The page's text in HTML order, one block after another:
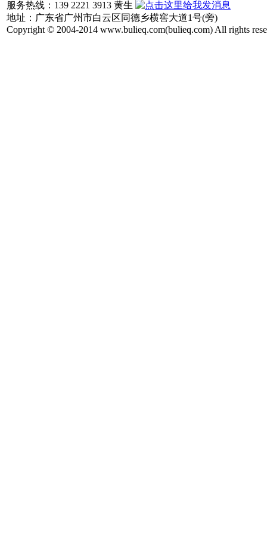
服务热线：139 2221 3913 黄生
地址：广东省广州市白云区同德乡横窖大道1号(旁)
Copyright © 2004-2014 www.bulieq.com(bulieq.com) All rights